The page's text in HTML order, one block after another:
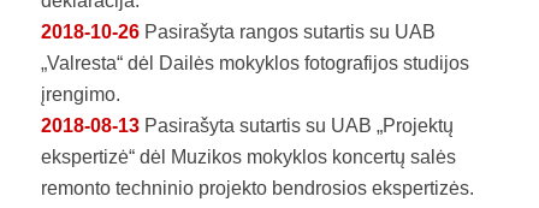
2018-10-26Pasirašyta rangos sutartis su UAB
„Valresta“ dėl Dailės mokyklos fotografijos studijos
įrengimo.
2018-08-13Pasirašyta sutartis su UAB „Projektų
ekspertizė“ dėl Muzikos mokyklos koncertų salės
remonto techninio projekto bendrosios ekspertizės.